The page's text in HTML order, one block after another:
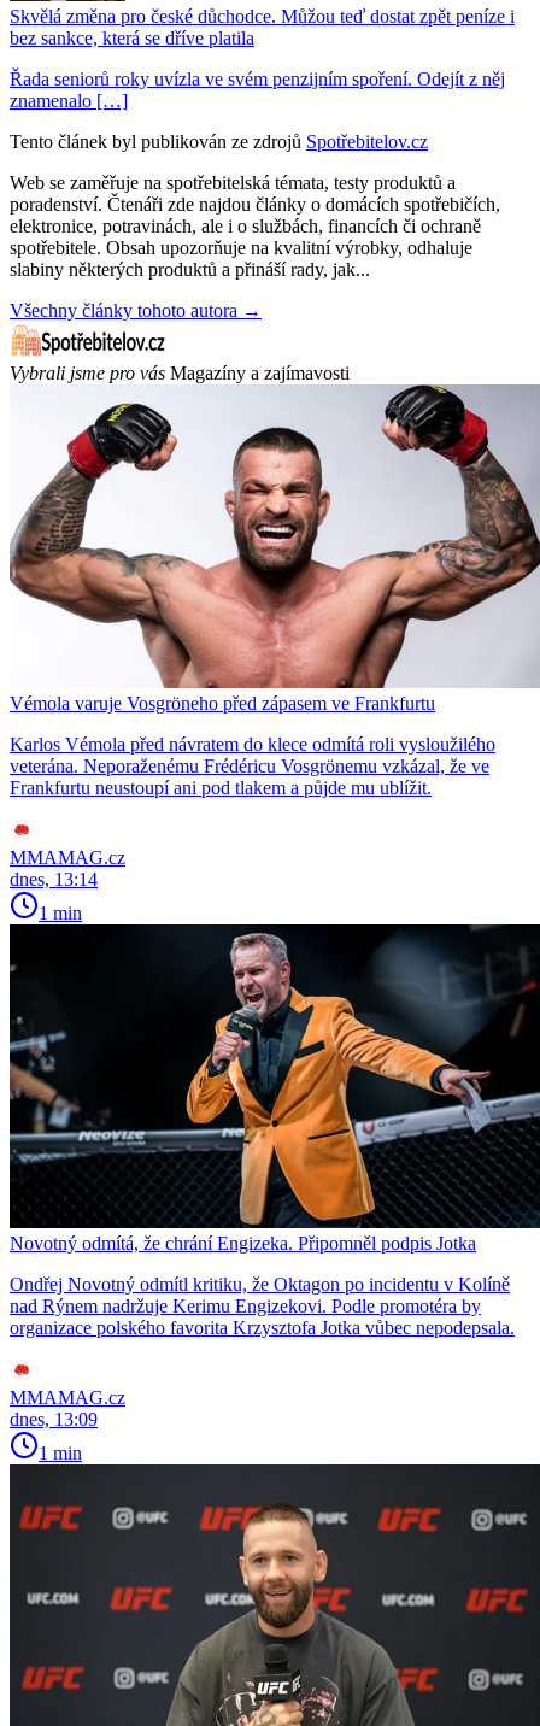
Skvělá změna pro české důchodce. Můžou teď dostat zpět peníze i
bez sankce, která se dříve platila
Řada seniorů roky uvízla ve svém penzijním spoření. Odejít z něj
znamenalo […]
Tento článek byl publikován ze zdrojů Spotřebitelov.cz
Web se zaměřuje na spotřebitelská témata, testy produktů a
poradenství. Čtenáři zde najdou články o domácích spotřebičích,
elektronice, potravinách, ale i o službách, financích či ochraně
spotřebitele. Obsah upozorňuje na kvalitní výrobky, odhaluje
slabiny některých produktů a přináší rady, jak...
Všechny články tohoto autora →
Vybrali jsme pro vás Magazíny a zajímavosti
Vémola varuje Vosgröneho před zápasem ve Frankfurtu
Karlos Vémola před návratem do klece odmítá roli vysloužilého
veterána. Neporaženému Frédéricu Vosgrönemu vzkázal, že ve
Frankfurtu neustoupí ani pod tlakem a půjde mu ublížit.
MMAMAG.cz
dnes, 13:14
1 min
Novotný odmítá, že chrání Engizeka. Připomněl podpis Jotka
Ondřej Novotný odmítl kritiku, že Oktagon po incidentu v Kolíně
nad Rýnem nadržuje Kerimu Engizekovi. Podle promotéra by
organizace polského favorita Krzysztofa Jotka vůbec nepodepsala.
MMAMAG.cz
dnes, 13:09
1 min